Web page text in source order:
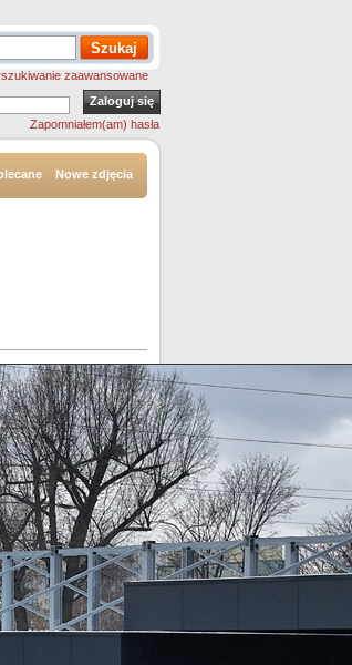
zaawansowane
Zapomniałem(am) hasła
Nowe zdjęcia